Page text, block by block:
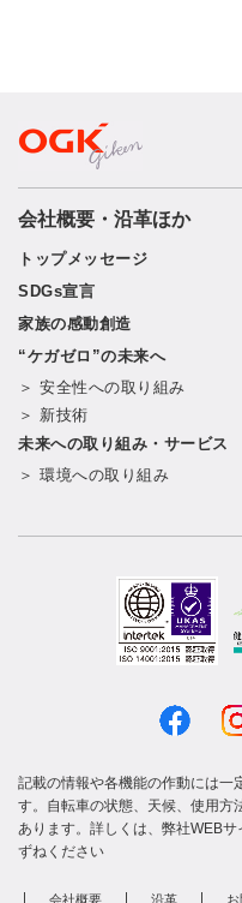
会社概要・沿革ほか
トップメッセージ
SDGs宣言
家族の感動創造
“ケガゼロ”の未来へ
＞ 安全性への取り組み
＞ 新技術
未来への取り組み・サービス
＞ 環境への取り組み
記載の情報や各機能の作動には一
す。自転車の状態、天候、使用方
あります。詳しくは、弊社WEB
ずねください
会社概要 沿革